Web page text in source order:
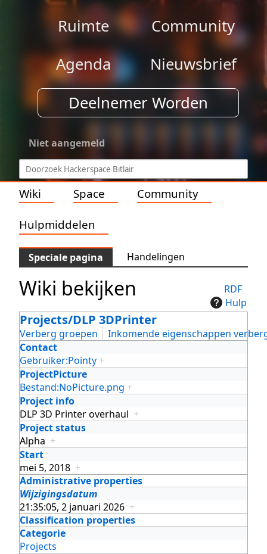
Ruimte
Community
Agenda
Nieuwsbrief
Deelnemer Worden
Niet aangemeld
Wiki Space Community
Hulpmiddelen
Speciale pagina Handelingen
RDF
Hulp
Wiki bekijken
Projects/DLP 3DPrinter
Verberg groepen
Inkomende eigenschappen
Contact
Gebruiker:Pointy +
ProjectPicture
Bestand:NoPicture.png +
Project info
DLP 3D Printer overhaul +
Project status
Alpha +
Start
mei 5, 2018 +
Administrative properties
Wijzigingsdatum
21:35:05, 2 januari 2026 +
Classification properties
Categorie
Projects